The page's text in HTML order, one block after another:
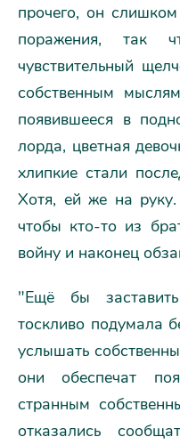
прочего, он
поражения, так
чувствительный
собственным
появившееся в
лорда, цветная
хлипкие стали
Хотя, ей же на
чтобы кто-то из
войну и наконец
"Ещё бы
тоскливо подумала
услышать
они обеспечат
странным
отказались